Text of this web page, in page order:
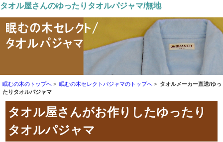
タオル屋さんのゆったりタオルパジャマ/無地
眠むの木のトップへ 眠むの木セレクトパジャマのトップへ
タオルメーカー直送/ゆっ
たりタオルパジャマ
タオル屋さんがお作りしたゆったり
タオルパジャマ